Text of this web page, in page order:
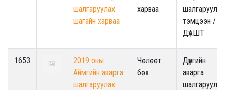
шалгаруулах
шагайн харваа
харваа
шалгаруулах
тэмцээн /
ДүАШТ
1653
2019 оны
Аймгийн аварга
шалгаруулах
Чөлөөт
бөх
Дүүргийн
аварга
шалгаруулах